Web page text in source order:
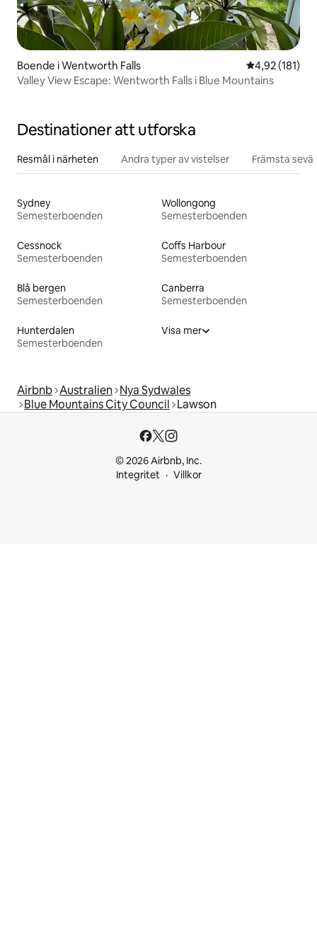
Boende i Wentworth Falls 4,92 av 5 i
4,92 (181)
Valley View Escape: Wentworth Falls i Blue Mountains
Destinationer att utforska
Resmål i närheten Andra typer av vistelser Främsta
Sydney
Semesterboenden
Wollongong
Semesterboenden
Cessnock
Semesterboenden
Coffs Harbour
Semesterboenden
Blå bergen
Semesterboenden
Canberra
Semesterboenden
Hunterdalen
Semesterboenden
Visa mer
Airbnb Australien Nya Sydwales
Blue Mountains City Council Lawson
© 2026 Airbnb, Inc.
Integritet
Villkor